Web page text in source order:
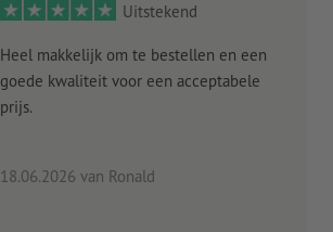
Uitstekend
Heel makkelijk om te bestellen en een
goede kwaliteit voor een acceptabele
prijs.
18.06.2026 van Ronald